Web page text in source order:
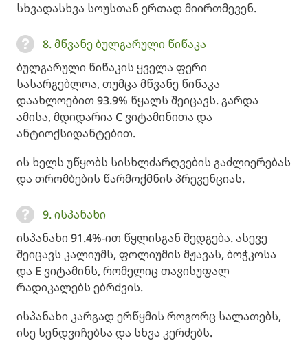
სხვადასხვა სოუსთან ერთად მიირთმევენ.
8. მწვანე ბულგარული წიწაკა
ბულგარული წიწაკის ყველა ფერი
სასარგებლოა, თუმცა მწვანე წიწაკა
დაახლოებით 93.9% წყალს შეიცავს. გარდა
ამისა, მდიდარია C ვიტამინითა და
ანტიოქსიდანტებით.
ის ხელს უწყობს სისხლძარღვების გაძლიერებას
და თრომბების წარმოქმნის პრევენციას.
9. ისპანახი
ისპანახი 91.4%-ით წყლისგან შედგება. ასევე
შეიცავს კალიუმს, ფოლიუმის მჟავას, ბოჭკოსა
და E ვიტამინს, რომელიც თავისუფალ
რადიკალებს ებრძვის.
ისპანახი კარგად ერწყმის როგორც სალათებს,
ისე სენდვიჩებსა და სხვა კერძებს.